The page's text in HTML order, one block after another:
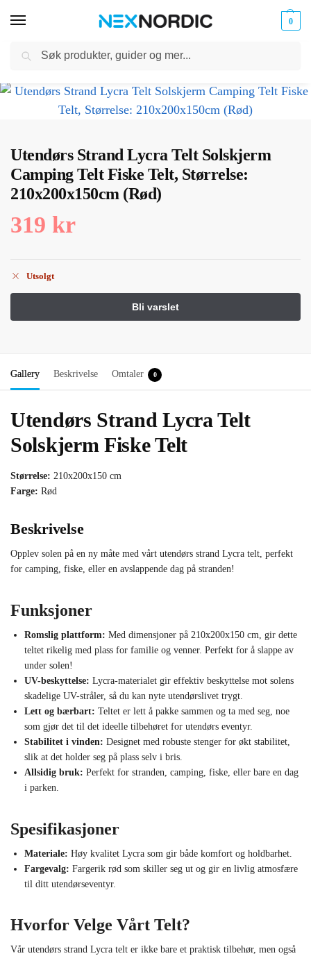
0
til
Kabler
Utendørs Strand Lycra Telt Solskjerm
Camping Telt Fiske Telt, Størrelse:
210x200x150cm (Rød)
319 kr
Utsolgt
Gallery Beskrivelse Omtaler 0
Utendørs Strand Lycra Telt
Solskjerm Fiske Telt
Størrelse: 210x200x150 cm
Farge: Rød
Beskrivelse
Opplev solen på en ny måte med vårt utendørs strand Lycra telt, perfekt
for camping, fiske, eller en avslappende dag på stranden!
Funksjoner
Romslig plattform: Med dimensjoner på 210x200x150 cm, gir dette
teltet rikelig med plass for familie og venner. Perfekt for å slappe av
under solen!
UV-beskyttelse: Lycra-materialet gir effektiv beskyttelse mot solens
skadelige UV-stråler, så du kan nyte utendørslivet trygt.
Lett og bærbart: Teltet er lett å pakke sammen og ta med seg, noe
som gjør det til det ideelle tilbehøret for utendørs eventyr.
Stabilitet i vinden: Designet med robuste stenger for økt stabilitet,
slik at det holder seg på plass selv i bris.
Allsidig bruk: Perfekt for stranden, camping, fiske, eller bare en dag
i parken.
Spesifikasjoner
Materiale: Høy kvalitet Lycra som gir både komfort og holdbarhet.
Fargevalg: Fargerik rød som skiller seg ut og gir en livlig atmosfære
til ditt utendørseventyr.
Hvorfor Velge Vårt Telt?
Vår utendørs strand Lycra telt er ikke bare et praktisk tilbehør, men også